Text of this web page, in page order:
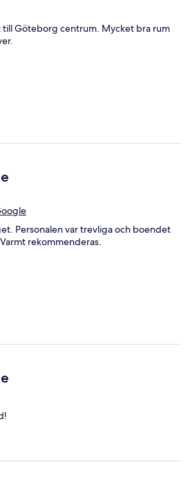
Göteborg centrum. Mycket bra rum
Personalen var trevliga och boendet
rekommenderas.